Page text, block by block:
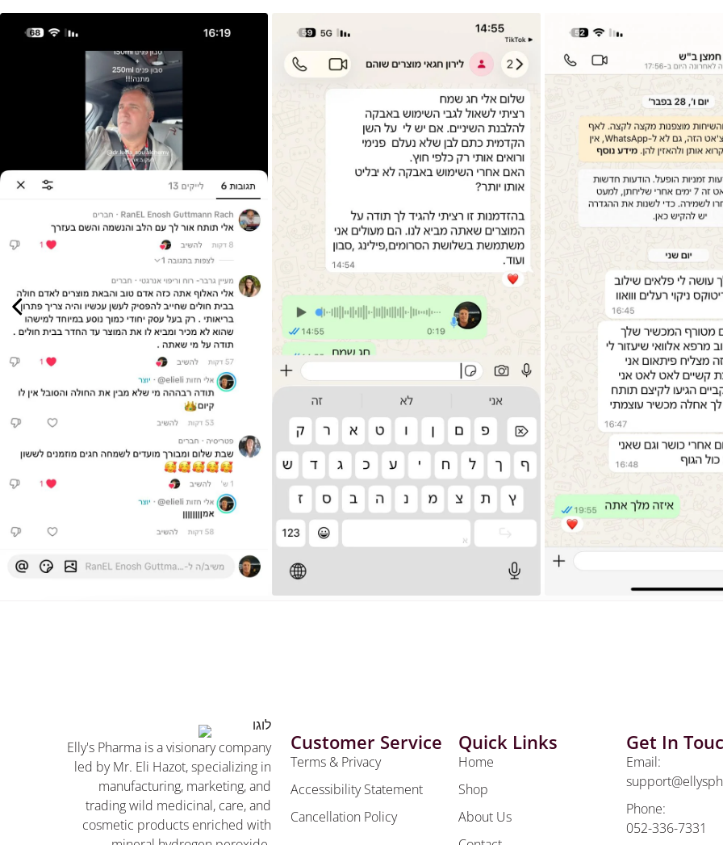
Elly's Pharma is a visionary company
led by Mr. Eli Hazot, specializing in
manufacturing, marketing, and
trading wild medicinal, care, and
cosmetic products enriched with
Customer Service
Terms & Privacy
Accessibility Statement
Cancellation Policy
Quick Links
Home
Shop
About Us
Get In
Email:
Phone:
052-336-7331